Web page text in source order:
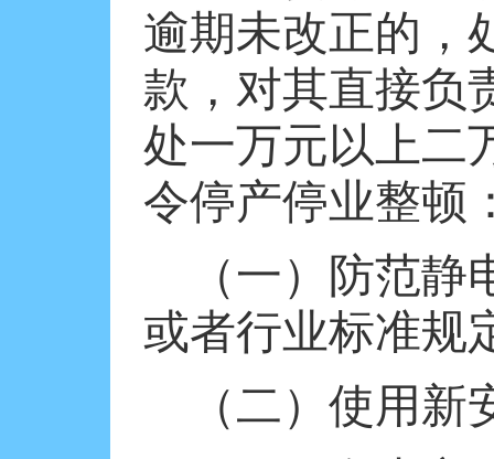
逾期未改正的，
款，对其直接负
处一万元以上二
令停产停业整顿
（一）防范
或者行业标准规
（二）使用